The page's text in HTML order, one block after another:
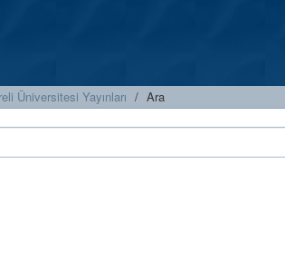
Üniversitesi Yayınları Ara